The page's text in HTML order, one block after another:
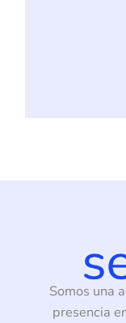
Somos una
presencia